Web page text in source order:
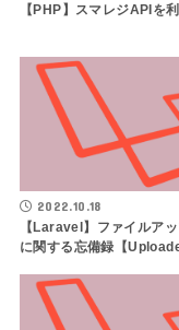
【PHP】スマレジAPIを
2022.10.18
【Laravel】ファイルア
に関する忘備録【